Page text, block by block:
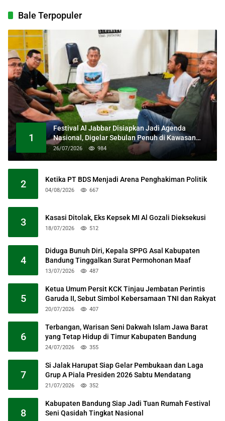
Bale Terpopuler
1
Festival Al Jabbar Disiapkan Jadi Agenda
Nasional, Digelar Sebulan Penuh di Kawasan
Masjid Raya Al Jabbar
26/07/2026 984
2 Ketika PT BDS Menjadi Arena Penghakiman Politik
04/08/2026 667
3 Kasasi Ditolak, Eks Kepsek MI Al Gozali Dieksekusi
18/07/2026 512
4
Diduga Bunuh Diri, Kepala SPPG Asal Kabupaten
Bandung Tinggalkan Surat Permohonan Maaf
13/07/2026 487
5
Ketua Umum Persit KCK Tinjau Jembatan Perintis
Garuda II, Sebut Simbol Kebersamaan TNI dan Rakyat
20/07/2026 407
6
Terbangan, Warisan Seni Dakwah Islam Jawa Barat
yang Tetap Hidup di Timur Kabupaten Bandung
24/07/2026 355
7
Si Jalak Harupat Siap Gelar Pembukaan dan Laga
Grup A Piala Presiden 2026 Sabtu Mendatang
21/07/2026 352
8
Kabupaten Bandung Siap Jadi Tuan Rumah Festival
Seni Qasidah Tingkat Nasional